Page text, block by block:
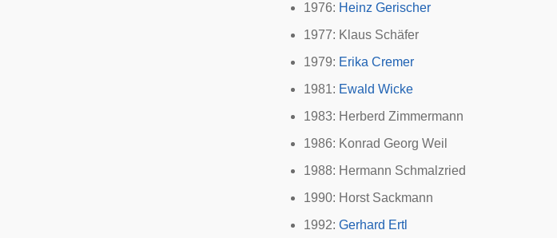
1976: Heinz Gerischer
1977: Klaus Schäfer
1979: Erika Cremer
1981: Ewald Wicke
1983: Herberd Zimmermann
1986: Konrad Georg Weil
1988: Hermann Schmalzried
1990: Horst Sackmann
1992: Gerhard Ertl